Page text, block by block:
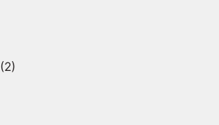
(2)